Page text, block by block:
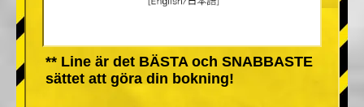
** Line är det BÄSTA och SNABBASTE
sättet att göra din bokning!